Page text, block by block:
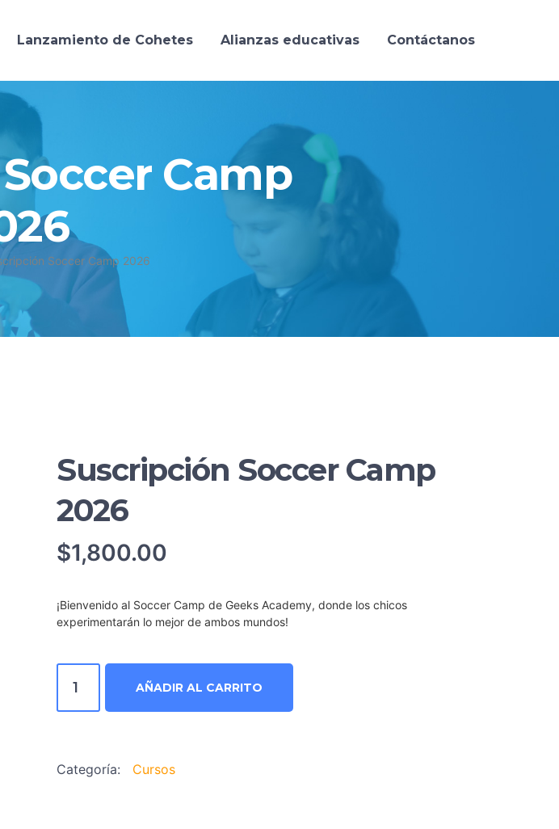
Lanzamiento de Cohetes Alianzas educativas Contáctanos
Camp
Soccer Camp 2026
Suscripción Soccer Camp
2026
$1,800.00
¡Bienvenido al Soccer Camp de Geeks Academy, donde los chicos
experimentarán lo mejor de ambos mundos!
Suscripción
Soccer
AÑADIR AL CARRITO
Categoría: Cursos